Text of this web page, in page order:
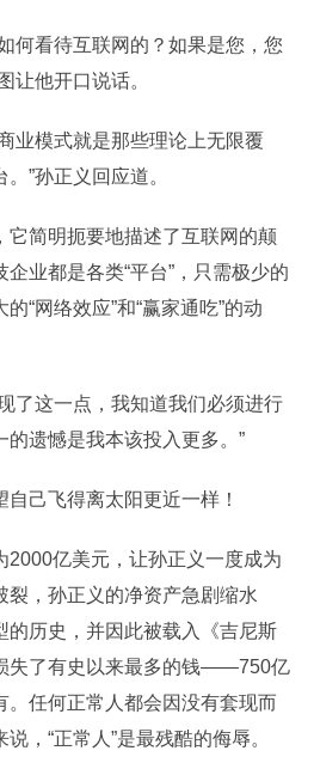
何看待互联网的？如果是您，您
让他开口说话。
业模式就是那些理论上无限覆
”孙正义回应道。
它简明扼要地描述了互联网的颠
业都是各类“平台”，只需极少的
“网络效应”和“赢家通吃”的动
了这一点，我知道我们必须进行
遗憾是我本该投入更多。”
己飞得离太阳更近一样！
2000亿美元，让孙正义一度成为
裂，孙正义的净资产急剧缩水
的历史，并因此被载入《吉尼斯
失了有史以来最多的钱——750亿
。任何正常人都会因没有套现而
，“正常人”是最残酷的侮辱。